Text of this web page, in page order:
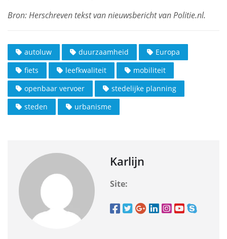
autoluw duurzaamheid
Europa
fiets
leefkwaliteit
mobiliteit
openbaar vervoer
stedelijke planning
steden
urbanisme
Karlijn
Site: